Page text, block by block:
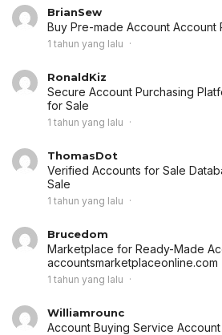
BrianSew
Buy Pre-made Account Account
1 tahun yang lalu
RonaldKiz
Secure Account Purchasing
for Sale
1 tahun yang lalu
ThomasDot
Verified Accounts for Sale
Sale
1 tahun yang lalu
Brucedom
Marketplace for Ready-Made
accountsmarketplaceonline.com
1 tahun yang lalu
Williamrounc
Account Buying Service